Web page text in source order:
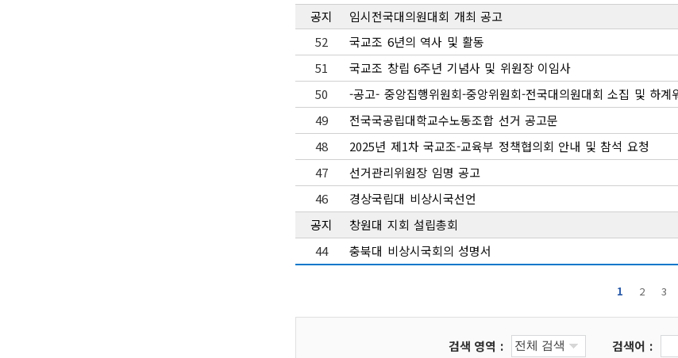
공지
임시전국대의원대회 개최 공고
52
국교조 6년의 역사 및 활동
51
국교조 창립 6주년 기념사 및 위원장 이임사
50
-공고- 중앙집행위원회-중앙위원회-전국대의원대회 소집 및 하계
49
전국국공립대학교수노동조합 선거 공고문
48
2025년 제1차 국교조-교육부 정책협의회 안내 및 참석 요청
47
선거관리위원장 임명 공고
46
경상국립대 비상시국선언
공지
창원대 지회 설립총회
44
충북대 비상시국회의 성명서
1 2 3
검색 영역 : 검색어 :